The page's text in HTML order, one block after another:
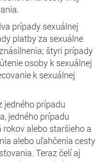
prípady sexuálnej
platby za sexuálne
štyri prípady
osoby k sexuálnej
k sexuálnej
jedného prípadu
jedného prípadu
alebo staršieho a
alebo uľahčenia cesty
Teraz čelí aj